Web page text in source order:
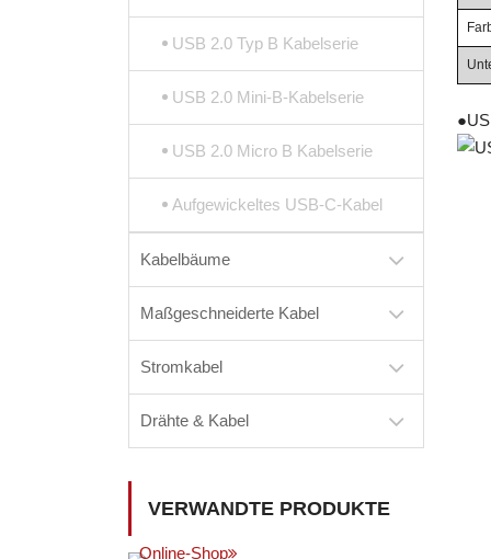
●
USB 2.0 Typ B Kabelserie
USB 2.0 Mini-B-Kabelserie
USB 2.0 Micro B Kabelserie
Aufgewickeltes USB-C-Kabel
Kabelbäume
Maßgeschneiderte Kabel
Stromkabel
Drähte & Kabel
VERWANDTE PRODUKTE
Online-Shop